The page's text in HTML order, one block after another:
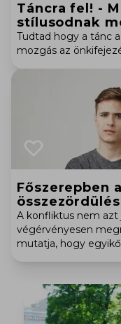
Táncra fel! -
stílusodnak
Tudtad hogy a tánc
mozgás az
Főszerepben
A konfliktus nem azt
végérvényesen
mutatja, hogy